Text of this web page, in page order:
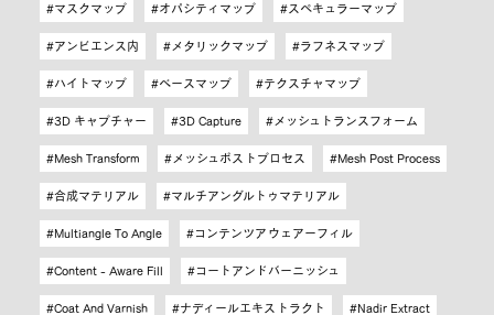
マスクマップ オパシティマップ スペキュラーマップ
アンビエンス内 メタリックマップ ラフネスマップ
ハイトマップ ベースマップ テクスチャマップ
3D キャプチャー 3D Capture メッシュトランスフォーム
Mesh Transform メッシュポストプロセス Mesh Post Process
合成マテリアル マルチアングルトゥマテリアル
Multiangle To Angle コンテンツアウェアーフィル
Content - Aware Fill コートアンドバーニッシュ
Coat And Varnish ナディールエキストラクト Nadir Extract